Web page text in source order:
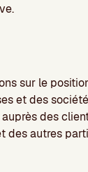
sur le
et des
des
des autres